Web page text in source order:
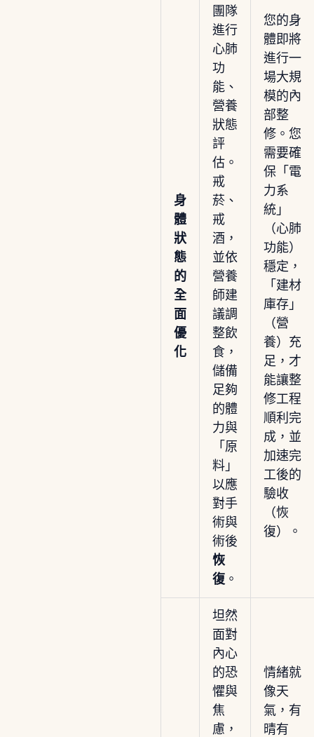
身
體
狀
態
的
全
面
優
化
團隊
進行
心肺
功
能、
營養
狀態
評
估。
戒
菸、
戒
酒，
並依
營養
師建
議調
整飲
食，
儲備
足夠
的體
力與
「原
料」
以應
對手
術與
術後
恢
復。
您的身
體即將
進行一
場大規
模的內
部整
修。您
需要確
保「電
力系
統」
（心肺
功能）
穩定，
「建材
庫存」
（營
養）充
足，才
能讓整
修工程
順利完
成，並
加速完
工後的
驗收
（恢
復）。
坦然
面對
內心
的恐
懼與
焦
慮，
情緒就
像天
氣，有
晴有